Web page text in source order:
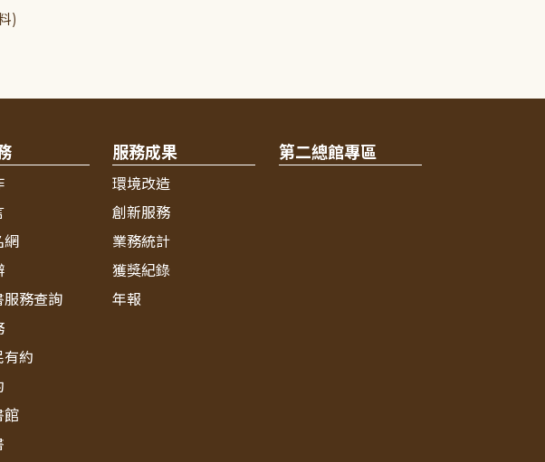
)
網
服務查詢
有約
館
服務成果
環境改造
創新服務
業務統計
獲獎紀錄
年報
第二總館專區